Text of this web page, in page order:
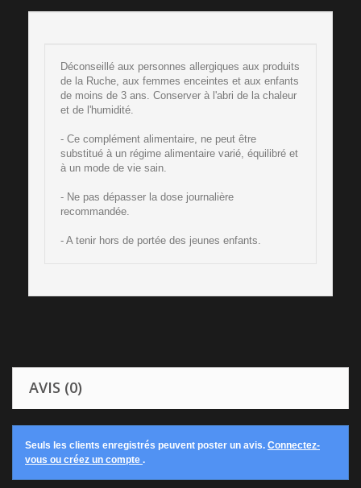
Déconseillé aux personnes allergiques aux produits
de la Ruche, aux femmes enceintes et aux enfants
de moins de 3 ans. Conserver à l'abri de la chaleur
et de l'humidité.
- Ce complément alimentaire, ne peut être
substitué à un régime alimentaire varié, équilibré et
à un mode de vie sain.
- Ne pas dépasser la dose journalière
recommandée.
- A tenir hors de portée des jeunes enfants.
AVIS (0)
Seuls les clients enregistrés peuvent poster un avis. Connectez-
vous ou créez un compte .